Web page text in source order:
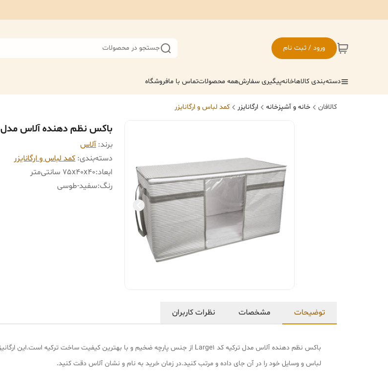
ورود / ثبت نام جستجو در محصولات
دسته‌بندی کالاهاخانهپیگیری سفارشهمه محصولاتتماس با مافروشگاه
کالافان خانه و آشپزخانه ارگانایزر کمد لباس و ارگانایزر
باکس نظم دهنده آلاس مدل Large1
برند: آلاس
دسته‌بندی:کمد لباس و ارگانایزر
ابعاد:75x40x40 سانتی‌متر
رنگ:سفید-طوسی
توضیحات مشخصات نظرات کاربران
لباس و وسایل خود را در آن جای داده و مرتب کنید.در زمان خرید به نام و نشان آلاس دقت کنید.